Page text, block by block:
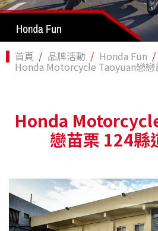
首頁 品牌活動 Honda Fun
Honda Motorcycle Taoyuan戀戀
Honda
戀苗栗 124縣